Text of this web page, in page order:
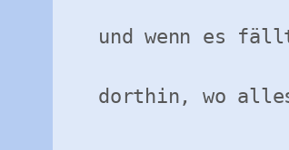
und wenn es
dorthin, wo